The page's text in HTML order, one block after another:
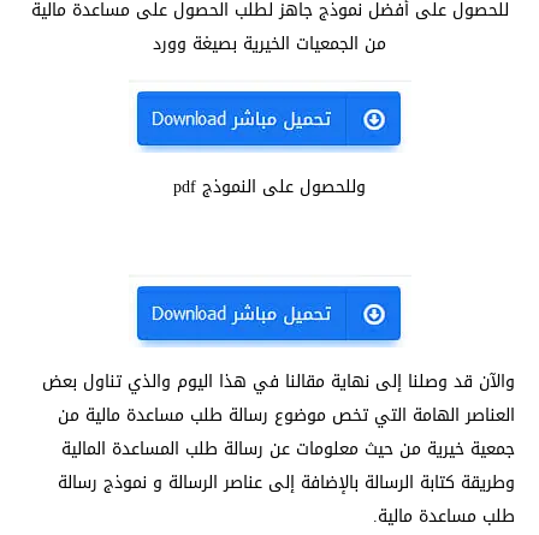
للحصول على أفضل نموذج جاهز لطلب الحصول على مساعدة مالية
من الجمعيات الخيرية بصيغة وورد
وللحصول على النموذج pdf
والآن قد وصلنا إلى نهاية مقالنا في هذا اليوم والذي تناول بعض
العناصر الهامة التي تخص موضوع رسالة طلب مساعدة مالية من
جمعية خيرية من حيث معلومات عن رسالة طلب المساعدة المالية
وطريقة كتابة الرسالة بالإضافة إلى عناصر الرسالة و نموذج رسالة
طلب مساعدة مالية.